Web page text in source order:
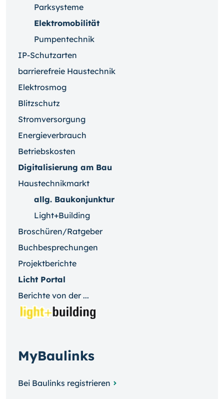
Parksysteme
Elektromobilität
Pumpentechnik
IP-Schutzarten
barrierefreie Haustechnik
Elektrosmog
Blitzschutz
Stromversorgung
Energieverbrauch
Betriebskosten
Digitalisierung am Bau
Haustechnikmarkt
allg. Baukonjunktur
Light+Building
Broschüren/Ratgeber
Buchbesprechungen
Projektberichte
Licht Portal
Berichte von der ...
MyBaulinks
Bei Baulinks registrieren